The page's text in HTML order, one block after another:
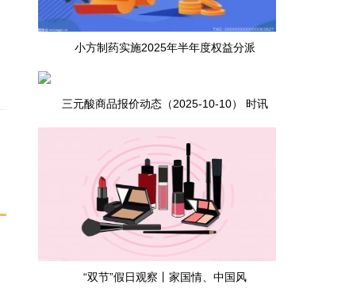
小方制药实施2025年半年度权益分派
三元酸商品报价动态（2025-10-10） 时讯
“双节”假日观察丨家国情、中国风